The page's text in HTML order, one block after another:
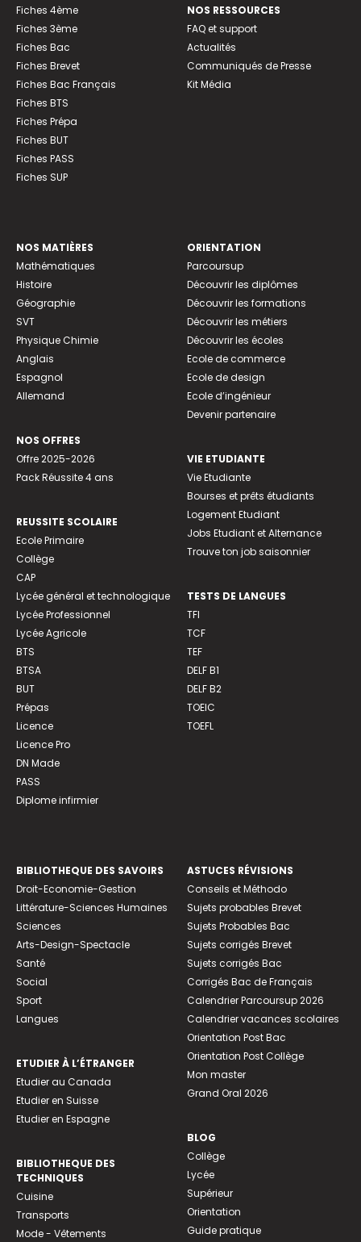
Fiches 4ème
Fiches 3ème
Fiches Bac
Fiches Brevet
Fiches Bac Français
Fiches BTS
Fiches Prépa
Fiches BUT
Fiches PASS
Fiches SUP
NOS RESSOURCES
FAQ et support
Actualités
Communiqués de Presse
Kit Média
NOS MATIÈRES
Mathématiques
Histoire
Géographie
SVT
Physique Chimie
Anglais
Espagnol
Allemand
NOS OFFRES
Offre 2025-2026
Pack Réussite 4 ans
REUSSITE SCOLAIRE
Ecole Primaire
Collège
CAP
Lycée général et technologique
Lycée Professionnel
Lycée Agricole
BTS
BTSA
BUT
Prépas
Licence
Licence Pro
DN Made
PASS
Diplome infirmier
ORIENTATION
Parcoursup
Découvrir les diplômes
Découvrir les formations
Découvrir les métiers
Découvrir les écoles
Ecole de commerce
Ecole de design
Ecole d’ingénieur
Devenir partenaire
VIE ETUDIANTE
Vie Etudiante
Bourses et prêts étudiants
Logement Etudiant
Jobs Etudiant et Alternance
Trouve ton job saisonnier
TESTS DE LANGUES
TFI
TCF
TEF
DELF B1
DELF B2
TOEIC
TOEFL
BIBLIOTHEQUE DES SAVOIRS
Droit-Economie-Gestion
Littérature-Sciences Humaines
Sciences
Arts-Design-Spectacle
Santé
Social
Sport
Langues
ETUDIER À L’ÉTRANGER
Etudier au Canada
Etudier en Suisse
Etudier en Espagne
BIBLIOTHEQUE DES
TECHNIQUES
Cuisine
Transports
Mode - Vêtements
ASTUCES RÉVISIONS
Conseils et Méthodo
Sujets probables Brevet
Sujets Probables Bac
Sujets corrigés Brevet
Sujets corrigés Bac
Corrigés Bac de Français
Calendrier Parcoursup 2026
Calendrier vacances scolaires
Orientation Post Bac
Orientation Post Collège
Mon master
Grand Oral 2026
BLOG
Collège
Lycée
Supérieur
Orientation
Guide pratique